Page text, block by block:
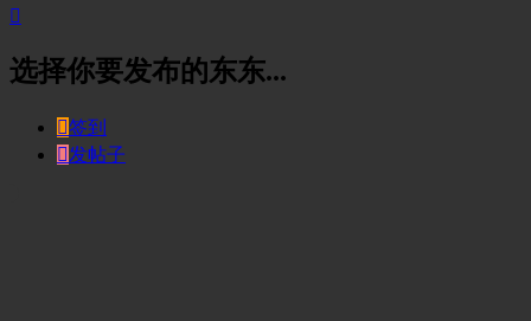

选择你要发布的东东...
签到
发帖子